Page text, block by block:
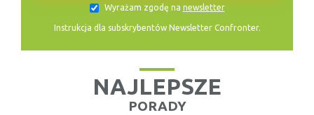
Wyrażam zgodę na newsletter
Instrukcja dla subskrybentów Newsletter Confronter.
NAJLEPSZE
PORADY